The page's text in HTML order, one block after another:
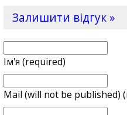
Залишити відгук »
Ім'я (required)
Mail (will not be published)